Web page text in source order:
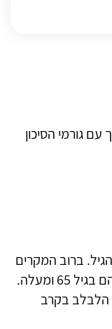
גורמי הסיכון
ברוב המקרים
הוא מאובחן באנשים מבוגרים, 75% מהם בגיל 65 ומעלה.
הלבלב בקרב